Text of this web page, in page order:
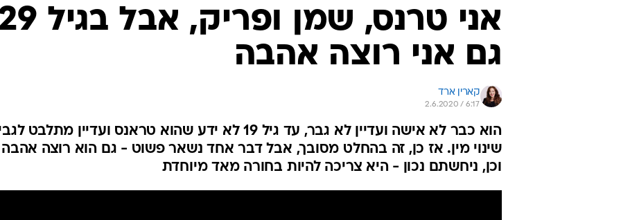
אני טרנס, שמן ופריק, אבל
גם אני רוצה אהבה
קארין ארד
2.6.2020 / 6:17
הוא כבר לא אישה ועדיין לא גבר, עד גיל 19 לא ידע שהוא טראנס ועדיין מתלבט
שינוי מין. אז כן, זה בהחלט מסובך, אבל דבר אחד נשאר פשוט - גם הוא רוצה
וכן, ניחשתם נכון - היא צריכה להיות בחורה מאד מיוחדת